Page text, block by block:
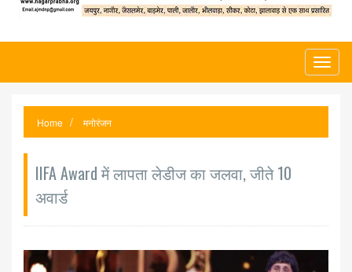
Home मनोरंजन
IIFA Award में लापता लेडीज का जलवा, जीते 10
अवार्ड